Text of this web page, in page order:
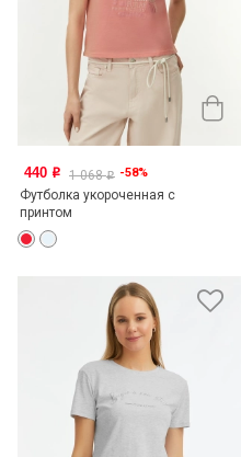
440 o 1 068o -58%
Футболка укороченная с
принтом